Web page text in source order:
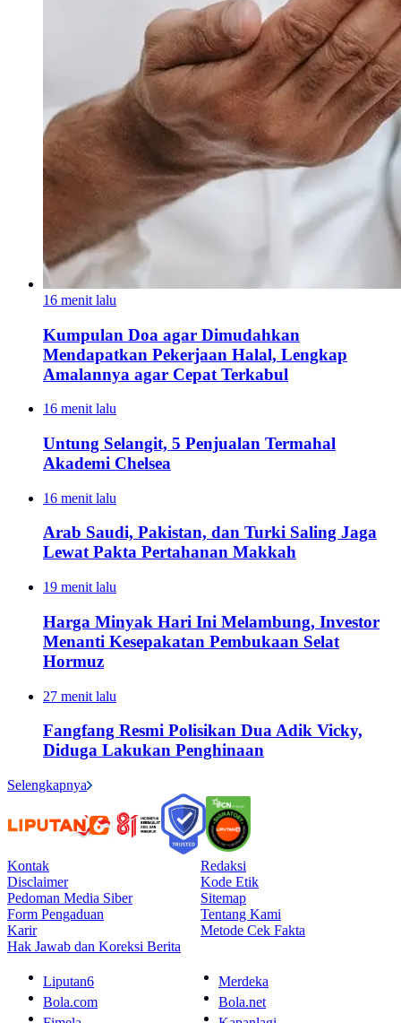
16 menit lalu
Kumpulan Doa agar Dimudahkan
Mendapatkan Pekerjaan Halal, Lengkap
Amalannya agar Cepat Terkabul
16 menit lalu
Untung Selangit, 5 Penjualan Termahal
Akademi Chelsea
16 menit lalu
Arab Saudi, Pakistan, dan Turki Saling Jaga
Lewat Pakta Pertahanan Makkah
19 menit lalu
Harga Minyak Hari Ini Melambung, Investor
Menanti Kesepakatan Pembukaan Selat
Hormuz
27 menit lalu
Fangfang Resmi Polisikan Dua Adik Vicky,
Diduga Lakukan Penghinaan
Selengkapnya
Kontak
Redaksi
Disclaimer
Kode Etik
Pedoman Media Siber
Sitemap
Form Pengaduan
Tentang Kami
Karir
Metode Cek Fakta
Hak Jawab dan Koreksi Berita
Liputan6
Merdeka
Bola.com
Bola.net